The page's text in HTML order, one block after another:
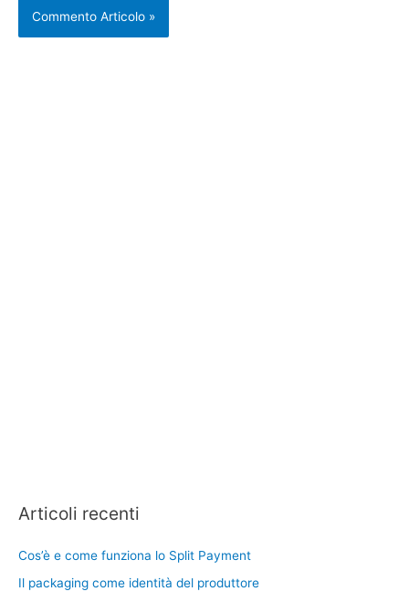
Articoli recenti
Cos’è e come funziona lo Split Payment
Il packaging come identità del produttore